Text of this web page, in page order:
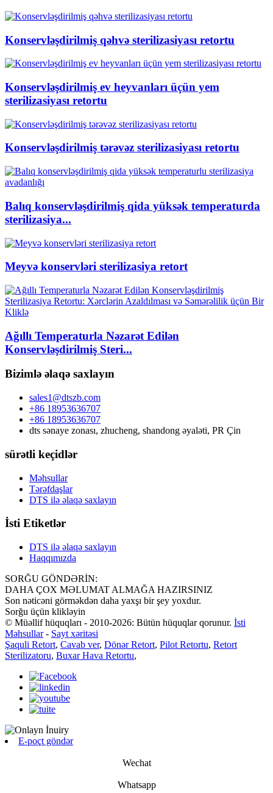
Konservləşdirilmiş qəhvə sterilizasiyası retortu
Konservləşdirilmiş ev heyvanları üçün yem
sterilizasiyası retortu
Konservləşdirilmiş tərəvəz sterilizasiyası retortu
Balıq konservləşdirilmiş qida yüksək temperaturda
sterilizasiya...
Meyvə konservləri sterilizasiya retort
Ağıllı Temperaturla Nəzarət Edilən
Konservləşdirilmiş Steri...
Bizimlə əlaqə saxlayın
sales1@dtszb.com
+86 18953636707
+86 18953636707
dts sənaye zonası, zhucheng, shandong əyaləti, PR Çin
sürətli keçidlər
Məhsullar
Tərəfdaşlar
DTS ilə əlaqə saxlayın
İsti Etiketlər
DTS ilə əlaqə saxlayın
Haqqımızda
SORĞU GÖNDƏRİN:
DAHA ÇOX MƏLUMAT ALMAĞA HAZIRSINIZ
Son nəticəni görməkdən daha yaxşı bir şey yoxdur.
Sorğu üçün klikləyin
© Müəllif hüquqları - 2010-2026: Bütün hüquqlar qorunur. İsti
Məhsullar- Sayt xəritəsi
Şaquli Retort, Cavab ver, Dönər Retort, Pilot Retortu, Retort
Sterilizatoru, Buxar Hava Retortu,
E-poçt göndər
Wechat
Whatsapp